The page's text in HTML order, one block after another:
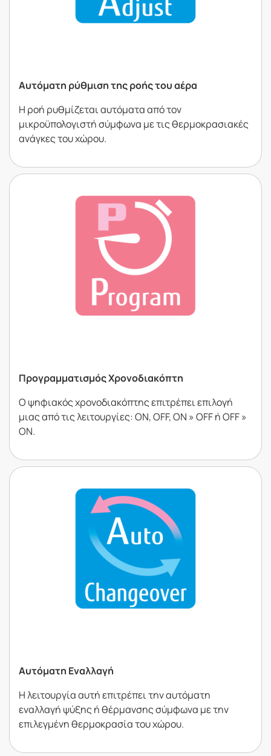
Αυτόµατη ρύθµιση της ροής του αέρα
Η ροή ρυθµίζεται αυτόµατα από τον
µικροϋπολογιστή σύµφωνα µε τις θερµοκρασιακές
ανάγκες του χώρου.
Προγραµµατισµός Χρονοδιακόπτη
Ο ψηφιακός χρονοδιακόπτης επιτρέπει επιλογή
µιας από τις λειτουργίες: ON, OFF, ON » OFF ή OFF »
ON.
Αυτόµατη Εναλλαγή
Η λειτουργία αυτή επιτρέπει την αυτόµατη
εναλλαγή ψύξης ή θέρµανσης σύµφωνα µε την
επιλεγµένη θερµοκρασία του χώρου.